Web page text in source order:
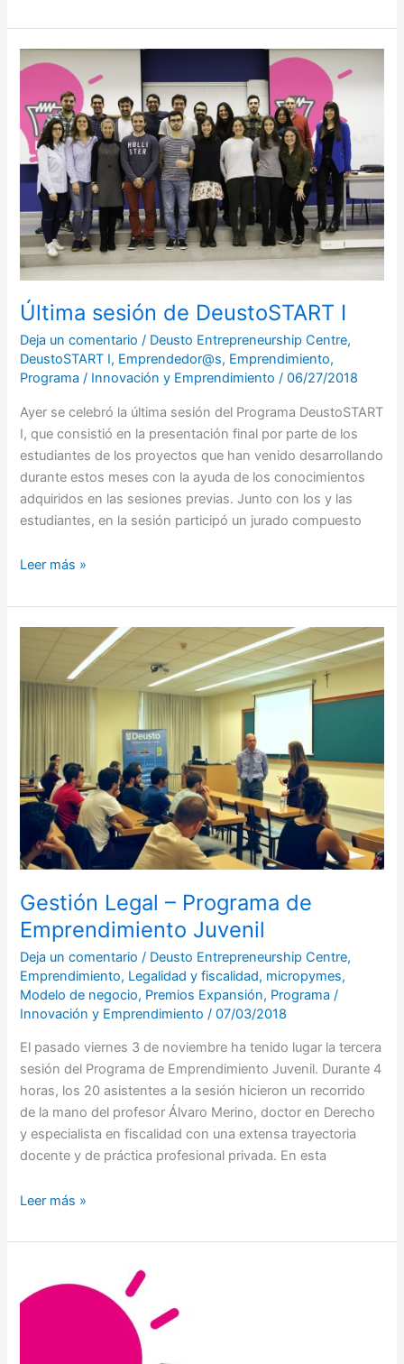
Última sesión de DeustoSTART I
Deja un comentario / Deusto Entrepreneurship Centre,
DeustoSTART I, Emprendedor@s, Emprendimiento,
Programa / Innovación y Emprendimiento/06/27/2018
Ayer se celebró la última sesión del Programa DeustoSTART
I, que consistió en la presentación final por parte de los
estudiantes de los proyectos que han venido desarrollando
durante estos meses con la ayuda de los conocimientos
adquiridos en las sesiones previas. Junto con los y las
estudiantes, en la sesión participó un jurado compuesto
Última
de
DeustoSTART
Leer más »
Gestión Legal – Programa de
Emprendimiento Juvenil
Deja un comentario / Deusto Entrepreneurship Centre,
Emprendimiento, Legalidad y fiscalidad, micropymes,
Modelo de negocio, Premios Expansión, Programa /
Innovación y Emprendimiento/07/03/2018
El pasado viernes 3 de noviembre ha tenido lugar la tercera
sesión del Programa de Emprendimiento Juvenil. Durante 4
horas, los 20 asistentes a la sesión hicieron un recorrido
de la mano del profesor Álvaro Merino, doctor en Derecho
y especialista en fiscalidad con una extensa trayectoria
docente y de práctica profesional privada. En esta
Legal
–
Programa
Juvenil
Leer más »
una